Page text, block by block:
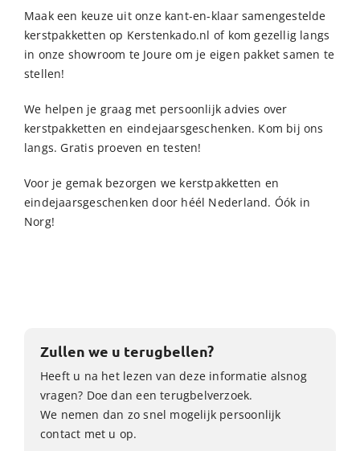
Maak een keuze uit onze kant-en-klaar samengestelde
kerstpakketten op Kerstenkado.nl of kom gezellig langs
in onze showroom te Joure om je eigen pakket samen te
stellen!
We helpen je graag met persoonlijk advies over
kerstpakketten en eindejaarsgeschenken. Kom bij ons
langs. Gratis proeven en testen!
Voor je gemak bezorgen we kerstpakketten en
eindejaarsgeschenken door héél Nederland. Óók in
Norg!
Zullen we u terugbellen?
Heeft u na het lezen van deze informatie alsnog
vragen? Doe dan een terugbelverzoek.
We nemen dan zo snel mogelijk persoonlijk
contact met u op.